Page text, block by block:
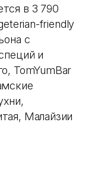
в 3 790
friendly
с
и
TomYumBar
Малайзии